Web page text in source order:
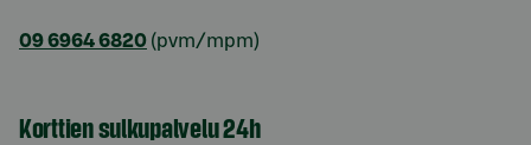
09 6964 6820 (pvm/mpm)
Korttien sulkupalvelu 24h